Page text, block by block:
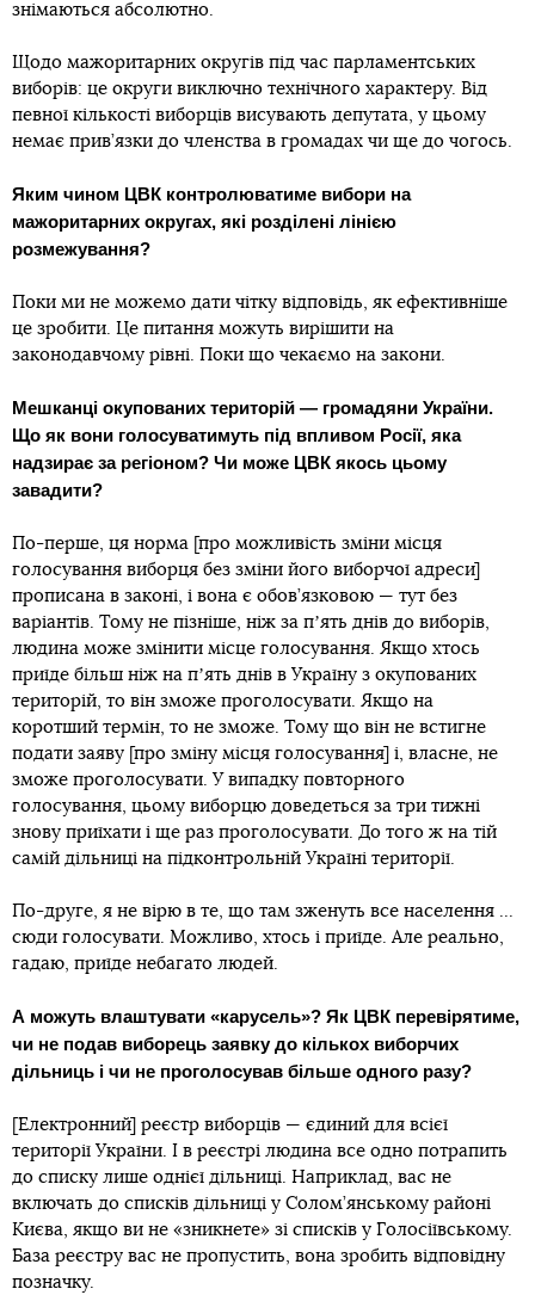
знімаються абсолютно.
Щодо мажоритарних округів під час парламентських
виборів: це округи виключно технічного характеру. Від
певної кількості виборців висувають депутата, у цьому
немає прив’язки до членства в громадах чи ще до чогось.
Яким чином ЦВК контролюватиме вибори на
мажоритарних округах, які розділені лінією
розмежування?
Поки ми не можемо дати чітку відповідь, як ефективніше
це зробити. Це питання можуть вирішити на
законодавчому рівні. Поки що чекаємо на закони.
Мешканці окупованих територій — громадяни України.
Що як вони голосуватимуть під впливом Росії, яка
надзирає за регіоном? Чи може ЦВК якось цьому
завадити?
По-перше, ця норма [про можливість зміни місця
голосування виборця без зміни його виборчої адреси]
прописана в законі, і вона є обов’язковою — тут без
варіантів. Тому не пізніше, ніж за пʼять днів до виборів,
людина може змінити місце голосування. Якщо хтось
приїде більш ніж на пʼять днів в Україну з окупованих
територій, то він зможе проголосувати. Якщо на
коротший термін, то не зможе. Тому що він не встигне
подати заяву [про зміну місця голосування] і, власне, не
зможе проголосувати. У випадку повторного
голосування, цьому виборцю доведеться за три тижні
знову приїхати і ще раз проголосувати. До того ж на тій
самій дільниці на підконтрольній Україні території.
По-друге, я не вірю в те, що там зженуть все населення ...
сюди голосувати. Можливо, хтось і приїде. Але реально,
гадаю, приїде небагато людей.
А можуть влаштувати «карусель»? Як ЦВК перевірятиме,
чи не подав виборець заявку до кількох виборчих
дільниць і чи не проголосував більше одного разу?
[Електронний] реєстр виборців — єдиний для всієї
території України. І в реєстрі людина все одно потрапить
до списку лише однієї дільниці. Наприклад, вас не
включать до списків дільниці у Солом’янському районі
Києва, якщо ви не «зникнете» зі списків у Голосіївському.
База реєстру вас не пропустить, вона зробить відповідну
позначку.